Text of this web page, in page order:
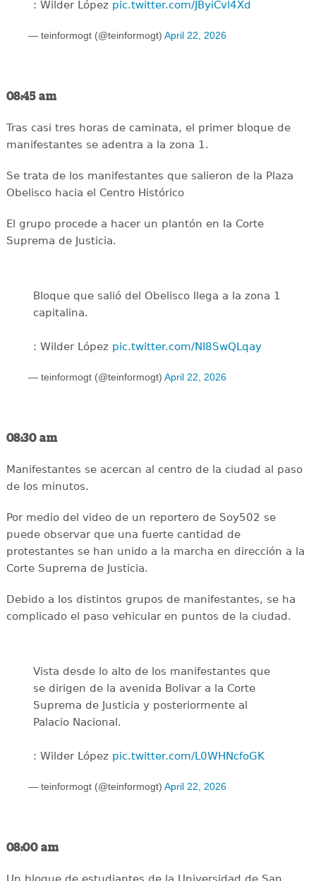
: Wilder López pic.twitter.com/JByiCvl4Xd
— teinformogt (@teinformogt) April 22, 2026
08:45 am
Tras casi tres horas de caminata, el primer bloque de
manifestantes se adentra a la zona 1.
Se trata de los manifestantes que salieron de la Plaza
Obelisco hacia el Centro Histórico
El grupo procede a hacer un plantón en la Corte
Suprema de Justicia.
Bloque que salió del Obelisco llega a la zona 1
capitalina.
: Wilder López pic.twitter.com/NI8SwQLqay
— teinformogt (@teinformogt) April 22, 2026
08:30 am
Manifestantes se acercan al centro de la ciudad al paso
de los minutos.
Por medio del video de un reportero de Soy502 se
puede observar que una fuerte cantidad de
protestantes se han unido a la marcha en dirección a la
Corte Suprema de Justicia.
Debido a los distintos grupos de manifestantes, se ha
complicado el paso vehicular en puntos de la ciudad.
Vista desde lo alto de los manifestantes que
se dirigen de la avenida Bolivar a la Corte
Suprema de Justicia y posteriormente al
Palacio Nacional.
: Wilder López pic.twitter.com/L0WHNcfoGK
— teinformogt (@teinformogt) April 22, 2026
08:00 am